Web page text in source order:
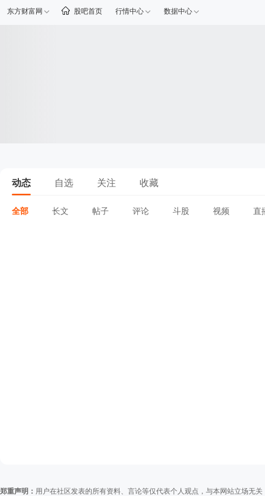
东方财富网 股吧首页 行情中心 数据中心
动态 自选 关注 收藏
全部 长文 帖子 评论 斗股 视频 直
郑重声明： 用户在社区发表的所有资料、言论等仅代表个人观点，与本网站立场无